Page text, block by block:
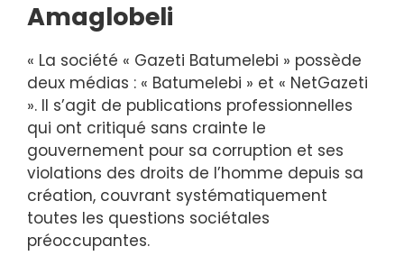
Amaglobeli
« La société « Gazeti Batumelebi » possède
deux médias : « Batumelebi » et « NetGazeti
». Il s’agit de publications professionnelles
qui ont critiqué sans crainte le
gouvernement pour sa corruption et ses
violations des droits de l’homme depuis sa
création, couvrant systématiquement
toutes les questions sociétales
préoccupantes.